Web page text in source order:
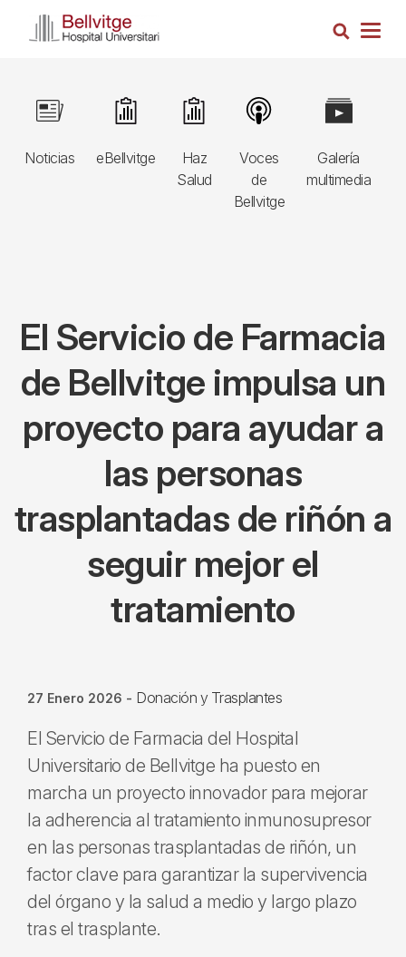
Busca
Navegació
principal
3r
Noticias
Image
eBellvitge
Image
Haz
Salud
Image
Voces
de
Bellvitge
Image
Galería
multimedia
Image
El Servicio de Farmacia
de Bellvitge impulsa un
proyecto para ayudar a
las personas
trasplantadas de riñón a
seguir mejor el
tratamiento
27 Enero 2026 - Donación y Trasplantes
El Servicio de Farmacia del Hospital
Universitario de Bellvitge ha puesto en
marcha un proyecto innovador para mejorar
la adherencia al tratamiento inmunosupresor
en las personas trasplantadas de riñón, un
factor clave para garantizar la supervivencia
del órgano y la salud a medio y largo plazo
tras el trasplante.